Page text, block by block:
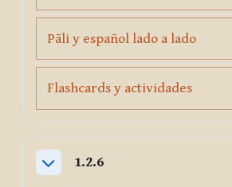
Pāli y español lado a ladoPage
Flashcards y actividadesPage
Collapse
1.2.6